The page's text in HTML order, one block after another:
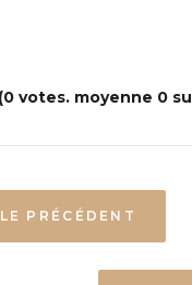
0 votes. moyenne 0
PRÉCÉDENT